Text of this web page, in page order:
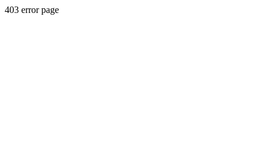
403 error page